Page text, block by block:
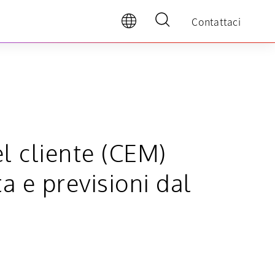
Contattaci
cliente (CEM)
e previsioni dal